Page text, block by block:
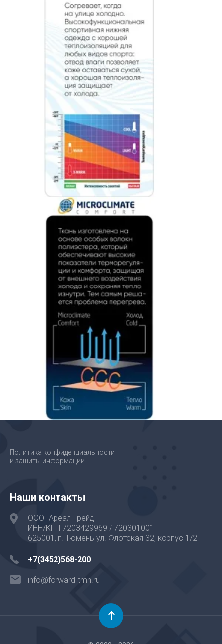
Политика конфиденциальности
и защиты информации
Наши контакты
ООО "Ареал Трейд"
ИНН/КПП 7203429969 / 720301001
625001, г. Тюмень ул. Флотская 32, корпус 1/2
+7(3452)568-200
info@forward-tmn.ru